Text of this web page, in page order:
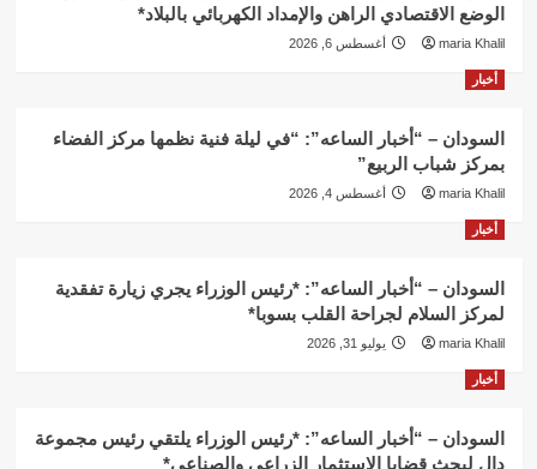
الوضع الاقتصادي الراهن والإمداد الكهربائي بالبلاد*
maria Khalil أغسطس 6, 2026
أخبار
السودان – “أخبار الساعه”: “في ليلة فنية نظمها مركز الفضاء
بمركز شباب الربيع”
maria Khalil أغسطس 4, 2026
أخبار
السودان – “أخبار الساعه”: *رئيس الوزراء يجري زيارة تفقدية
لمركز السلام لجراحة القلب بسوبا*
maria Khalil يوليو 31, 2026
أخبار
السودان – “أخبار الساعه”: *رئيس الوزراء يلتقي رئيس مجموعة
دال لبحث قضايا الاستثمار الزراعي والصناعي*